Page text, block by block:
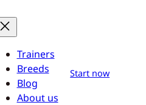
Trainers
Breeds
Blog
About us
Start now